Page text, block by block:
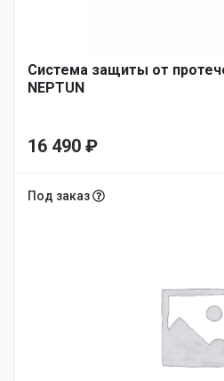
Система защиты от
NEPTUN
16 490 ₽
Под заказ